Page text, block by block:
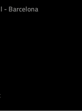
- Barcelona